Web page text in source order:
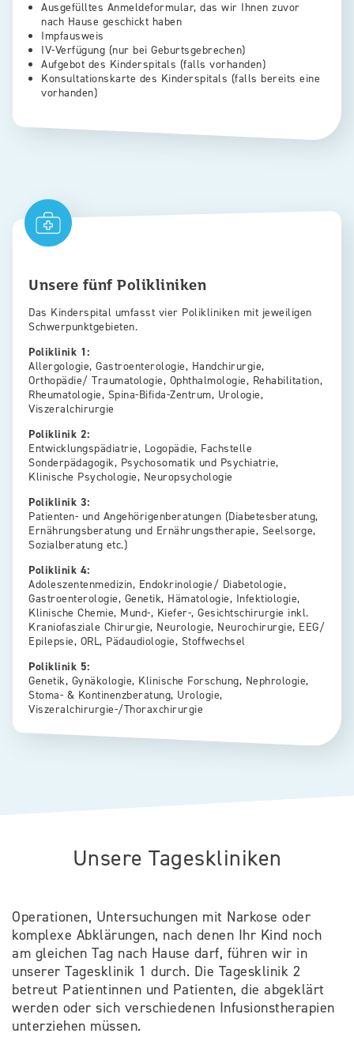
Ausgefülltes Anmeldeformular, das wir Ihnen zuvor
nach Hause geschickt haben
Impfausweis
IV-Verfügung (nur bei Geburtsgebrechen)
Aufgebot des Kinderspitals (falls vorhanden)
Konsultationskarte des Kinderspitals (falls bereits eine
vorhanden)
Unsere fünf Polikliniken
Das Kinderspital umfasst vier Polikliniken mit jeweiligen
Schwerpunktgebieten.
Poliklinik 1:
Allergologie, Gastroenterologie, Handchirurgie,
Orthopädie/ Traumatologie, Ophthalmologie, Rehabilitation,
Rheumatologie, Spina-Bifida-Zentrum, Urologie,
Viszeralchirurgie
Poliklinik 2:
Entwicklungspädiatrie, Logopädie, Fachstelle
Sonderpädagogik, Psychosomatik und Psychiatrie,
Klinische Psychologie, Neuropsychologie
Poliklinik 3:
Patienten- und Angehörigenberatungen (Diabetesberatung,
Ernährungsberatung und Ernährungstherapie, Seelsorge,
Sozialberatung etc.)
Poliklinik 4:
Adoleszentenmedizin, Endokrinologie/ Diabetologie,
Gastroenterologie, Genetik, Hämatologie, Infektiologie,
Klinische Chemie, Mund-, Kiefer-, Gesichtschirurgie inkl.
Kraniofasziale Chirurgie, Neurologie, Neurochirurgie, EEG/
Epilepsie, ORL, Pädaudiologie, Stoffwechsel
Poliklinik 5:
Genetik, Gynäkologie, Klinische Forschung, Nephrologie,
Stoma- & Kontinenzberatung, Urologie,
Viszeralchirurgie-/Thoraxchirurgie
Unsere Tageskliniken
Operationen, Untersuchungen mit Narkose oder
komplexe Abklärungen, nach denen Ihr Kind noch
am gleichen Tag nach Hause darf, führen wir in
unserer Tagesklinik 1 durch. Die Tagesklinik 2
betreut Patientinnen und Patienten, die abgeklärt
werden oder sich verschiedenen Infusionstherapien
unterziehen müssen.